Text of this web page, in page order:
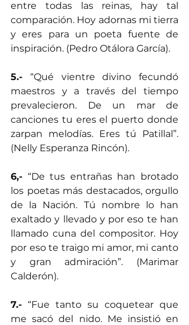
entre todas las reinas, hay tal
comparación. Hoy adornas mi tierra
y eres para un poeta fuente de
inspiración. (Pedro Otálora García).
5.- “Qué vientre divino fecundó
maestros y a través del tiempo
prevalecieron. De un mar de
canciones tu eres el puerto donde
zarpan melodías. Eres tú Patillal”.
(Nelly Esperanza Rincón).
6,- “De tus entrañas han brotado
los poetas más destacados, orgullo
de la Nación. Tú nombre lo han
exaltado y llevado y por eso te han
llamado cuna del compositor. Hoy
por eso te traigo mi amor, mi canto
y gran admiración”. (Marimar
Calderón).
7.- “Fue tanto su coquetear que
me sacó del nido. Me insistió en